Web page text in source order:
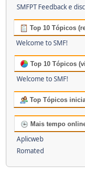
SMFPT Feedback e
Top 10 Tópicos
Welcome to SMF!
Top 10 Tópicos
Welcome to SMF!
Top Tópicos
Mais tempo
Aplicweb
Romated